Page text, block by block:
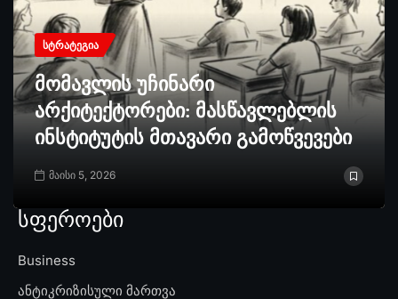
ᲡᲢᲠᲐᲢᲔᲒᲘᲐ
მომავლის უჩინარი
არქიტექტორები: მასწავლებლის
ინსტიტუტის მთავარი გამოწვევები
მაისი 5, 2026
სფეროები
Business
ანტიკრიზისული მართვა